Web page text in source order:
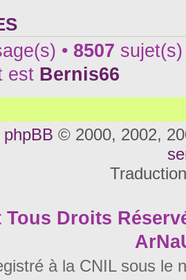
• 8507
est Bernis66
phpBB © 2000, 2002,
Tous Droits
à la CNIL sous le